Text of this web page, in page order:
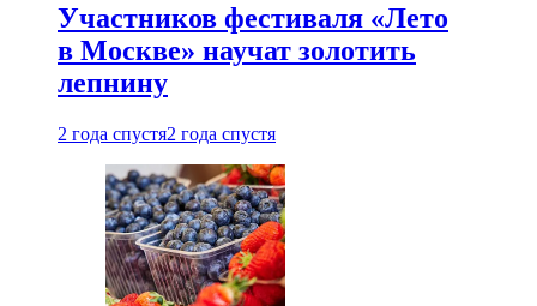
Участников фестиваля «Лето
в Москве» научат золотить
лепнину
2 года спустя2 года спустя